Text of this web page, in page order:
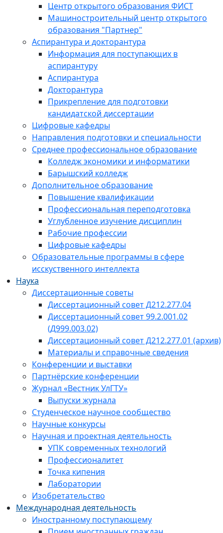
Центр открытого образования ФИСТ
Машиностроительный центр открытого
образования "Партнер"
Аспирантура и докторантура
Информация для поступающих в
аспирантуру
Аспирантура
Докторантура
Прикрепление для подготовки
кандидатской диссертации
Цифровые кафедры
Направления подготовки и специальности
Среднее профессиональное образование
Колледж экономики и информатики
Барышский колледж
Дополнительное образование
Повышение квалификации
Профессиональная переподготовка
Углубленное изучение дисциплин
Рабочие профессии
Цифровые кафедры
Образовательные программы в сфере
исскуственного интеллекта
Наука
Диссертационные советы
Диссертационный совет Д212.277.04
Диссертационный совет 99.2.001.02
(Д999.003.02)
Диссертационный совет Д212.277.01 (архив)
Материалы и справочные сведения
Конференции и выставки
Партнёрские конференции
Журнал «Вестник УлГТУ»
Выпуски журнала
Студенческое научное сообщество
Научные конкурсы
Научная и проектная деятельность
УПК современных технологий
Профессионалитет
Точка кипения
Лаборатории
Изобретательство
Международная деятельность
Иностранному поступающему